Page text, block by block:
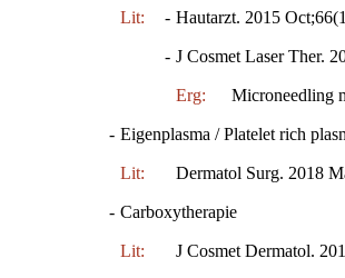
Lit: - Hautarzt. 2015
- J Cosmet Laser Ther.
Erg: Microneedling
- Eigenplasma / Platelet rich
Lit: Dermatol Surg. 2018
- Carboxytherapie
Lit: J Cosmet Dermatol.